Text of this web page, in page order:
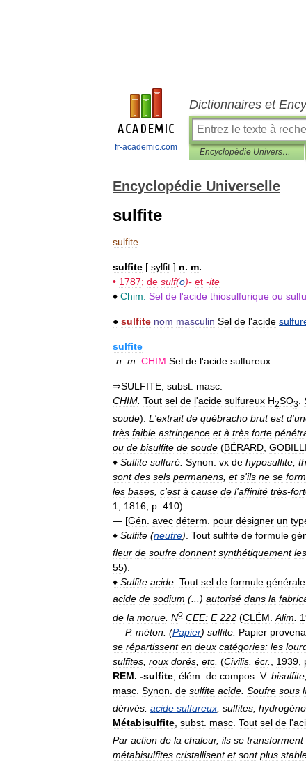
fr-academic.com
Dictionnaires et
Encyclopédie Universelle
Encyclopédie Universelle
sulfite
sulfite
sulfite [ sylfit ] n. m.
• 1787; de sulf(o)- et -ite
♦ Chim Sel de l'acide thiosulfurique ou
● sulfite nom masculin Sel de l'acide
sulfite
n m CHIM Sel de l'acide sulfureux
⇒SULFITE subst masc
CHIM Tout sel de l'acide sulfureux H2SO3
soude). L 'extrait de québracho brut est d'
très faible astringence et à très forte
ou de bisulfite de soude (BÉRARD
♦ Sulfite sulfuré Synon vx de hyposulfite
sont des sels permanens et s'ils ne se
les bases c'est à cause de l'affinité très-
1
1816 p 410).
— [Gén avec déterm pour désigner un
♦ Sulfite (neutre) Tout sulfite de formule
fleur de soufre donnent synthétiquement les
55).
♦ Sulfite acide Tout sel de formule générale
acide de sodium (...) autorisé dans la
de la morue No CEE: E 222 (CLÉM Alim
— P. méton (Papier) sulfite Papier
se répartissent en deux catégories: les
sulfites roux dorés etc (Civilis écr. 1939
REM. -sulfite élém de compos V. bisulfite
masc Synon de sulfite acide Soufre sous
dérivés: acide sulfureux sulfites
Métabisulfite subst masc Tout sel de l'
Par action de la chaleur, ils se transforment
métabisulfites cristallisent et sont plus